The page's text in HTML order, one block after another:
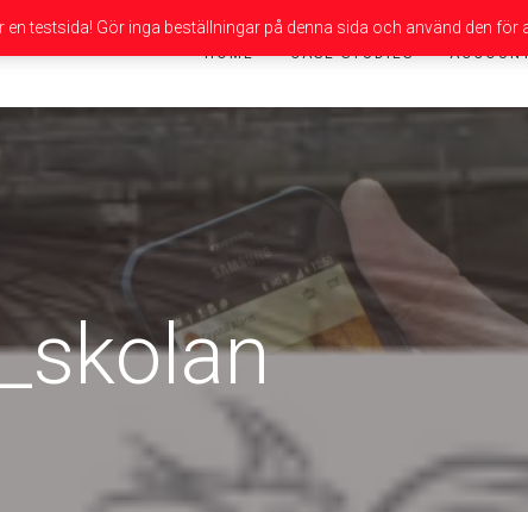
HOME CASE STUDIES
en testsida! Gör inga beställningar på denna sida och använd den för